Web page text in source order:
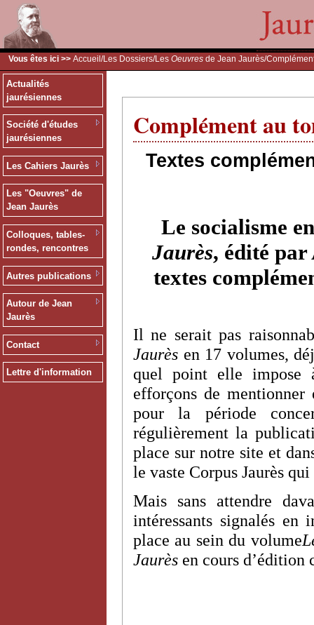
Vous êtes ici >> Accueil /Les Dossiers/Les Oeuvres de Jean Jaurès/
Actualités
jaurésiennes
Société d'études
jaurésiennes
Les Cahiers Jaurès
Les "Oeuvres" de
Jean Jaurès
Colloques, tables-
rondes, rencontres
Autres publications
Autour de Jean
Jaurès
Contact
Lettre d'information
Complément au
Textes
Le socialisme
Jaurès, édité par
textes
Il ne serait pas
Jaurès en 17 volumes,
quel point elle impose
efforçons de mentionner
pour la période
régulièrement la
place sur notre site et
le vaste Corpus Jaurès
Mais sans attendre
intéressants signalés
place au sein du volume
Jaurès en cours d’édition